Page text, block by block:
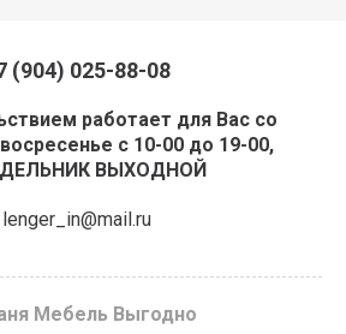
(904) 025-88-08
работает для Вас со
с 10-00 до 19-00,
ВЫХОДНОЙ
lenger_in@mail.ru
Мебель Выгодно